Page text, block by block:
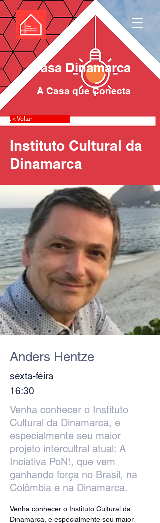
Casa Dinamarca
A Casa que Conecta
. < Voltar
Instituto Cultural da
Dinamarca
Anders Hentze
sexta-feira
16:30
Venha conhecer o Instituto
Cultural da Dinamarca, e
especialmente seu maior
projeto intercultral atual: A
Inciativa PoN!, que vem
ganhando força no Brasil, na
Colômbia e na Dinamarca.
Venha conhecer o Instituto Cultural da
Dinamarca, e especialmente seu maior